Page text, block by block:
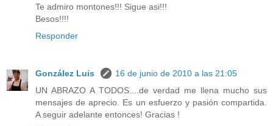
Te admiro montones!!! Sigue asi!!!
Besos!!!!
Responder
González Luis
16 de junio de 2010 a las 21:05
UN ABRAZO A TODOS....de verdad me llena mucho sus
mensajes de aprecio. Es un esfuerzo y pasión compartida.
A seguir adelante entonces! Gracias !